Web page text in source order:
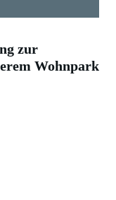
zur
Wohnpark